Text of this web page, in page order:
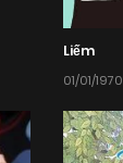
Liếm
01/01/1970